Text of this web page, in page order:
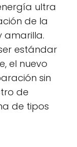
ultra
de la
amarilla.
estándar
el nuevo
sin
de
de tipos